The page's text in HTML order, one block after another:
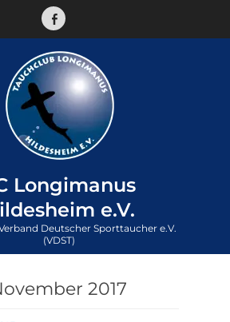
Facebook
Longimanus
e.V.
Deutscher Sporttaucher e.V.
(VDST)
2017